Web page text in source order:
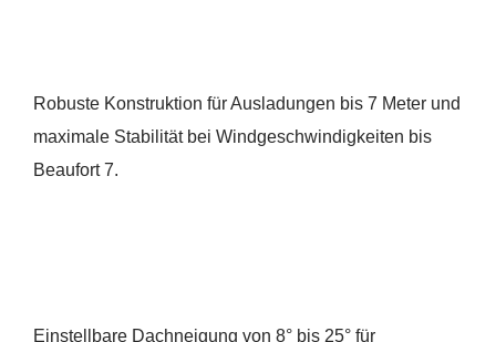
Robuste Konstruktion für Ausladungen bis 7 Meter und
maximale Stabilität bei Windgeschwindigkeiten bis
Beaufort 7.
Einstellbare Dachneigung von 8° bis 25° für